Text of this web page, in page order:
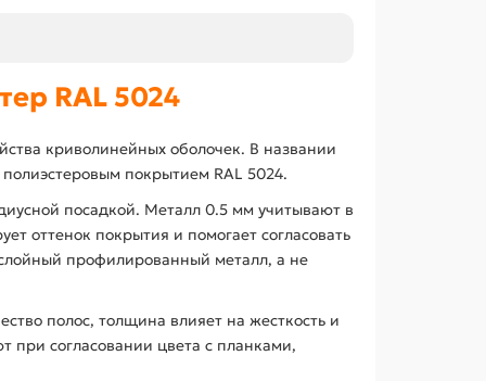
RAL 5024
криволинейных оболочек. В названии
покрытием RAL 5024.
посадкой. Металл 0.5 мм учитывают в
оттенок покрытия и помогает согласовать
профилированный металл, а не
полос, толщина влияет на жесткость и
при согласовании цвета с планками,